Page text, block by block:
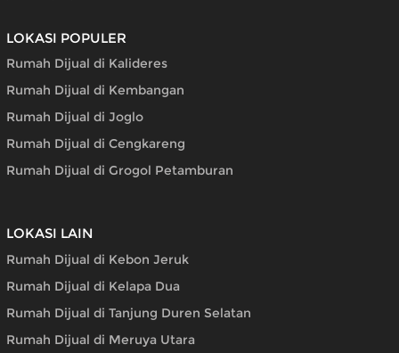
LOKASI POPULER
Rumah Dijual di Kalideres
Rumah Dijual di Kembangan
Rumah Dijual di Joglo
Rumah Dijual di Cengkareng
Rumah Dijual di Grogol Petamburan
LOKASI LAIN
Rumah Dijual di Kebon Jeruk
Rumah Dijual di Kelapa Dua
Rumah Dijual di Tanjung Duren Selatan
Rumah Dijual di Meruya Utara